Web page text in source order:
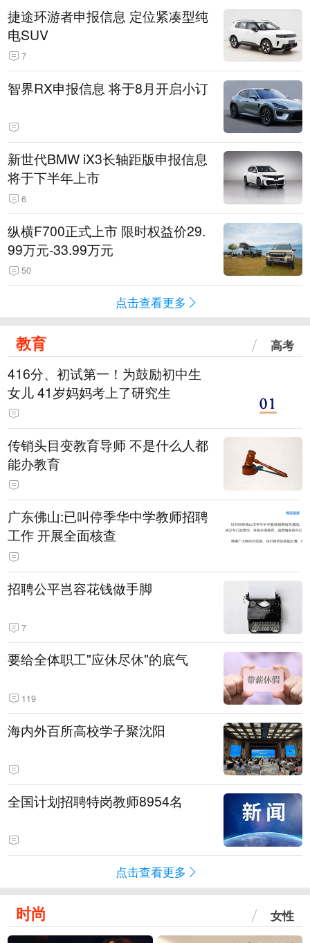
捷途环游者申报信息 定位紧凑型纯
电SUV
7
智界RX申报信息 将于8月开启小订
新世代BMW iX3长轴距版申报信息
将于下半年上市
6
纵横F700正式上市 限时权益价29.
99万元-33.99万元
50
点击查看更多
教育 高考
416分、初试第一！为鼓励初中生
女儿 41岁妈妈考上了研究生
传销头目变教育导师 不是什么人都
能办教育
广东佛山:已叫停季华中学教师招聘
工作 开展全面核查
招聘公平岂容花钱做手脚
7
要给全体职工"应休尽休"的底气
119
海内外百所高校学子聚沈阳
全国计划招聘特岗教师8954名
点击查看更多
时尚 女性